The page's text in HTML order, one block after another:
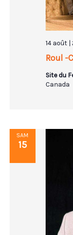
Roul -
14 août |
Site du
Canada
SAM
15